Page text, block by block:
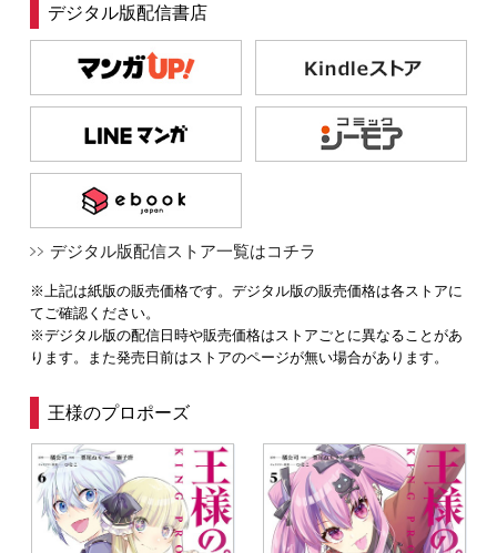
デジタル版配信書店
デジタル版配信ストア一覧はコチラ
※上記は紙版の販売価格です。デジタル版の販売価格は各ストアに
てご確認ください。
※デジタル版の配信日時や販売価格はストアごとに異なることがあ
ります。また発売日前はストアのページが無い場合があります。
王様のプロポーズ